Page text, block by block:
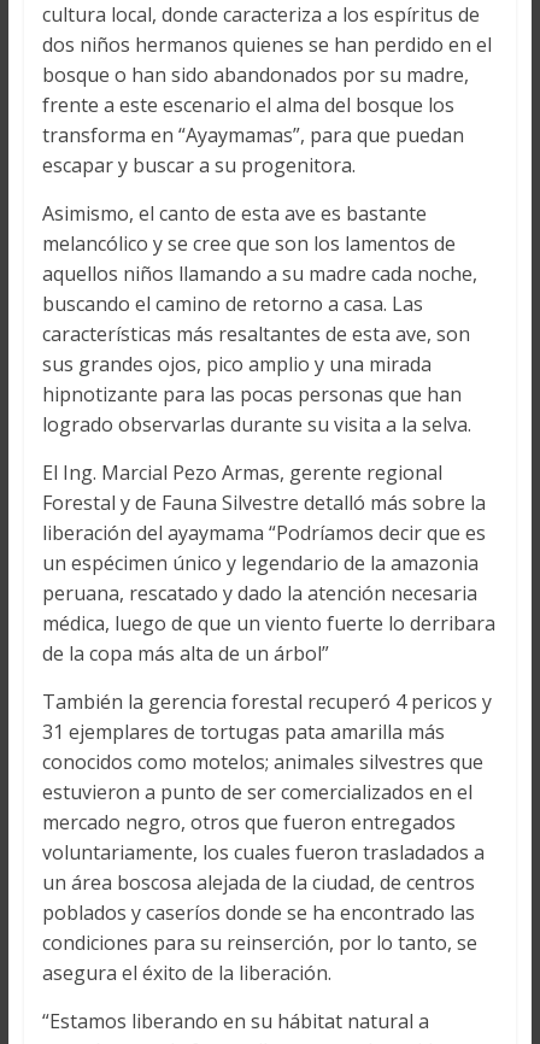
cultura local, donde caracteriza a los espíritus de
dos niños hermanos quienes se han perdido en el
bosque o han sido abandonados por su madre,
frente a este escenario el alma del bosque los
transforma en “Ayaymamas”, para que puedan
escapar y buscar a su progenitora.
Asimismo, el canto de esta ave es bastante
melancólico y se cree que son los lamentos de
aquellos niños llamando a su madre cada noche,
buscando el camino de retorno a casa. Las
características más resaltantes de esta ave, son
sus grandes ojos, pico amplio y una mirada
hipnotizante para las pocas personas que han
logrado observarlas durante su visita a la selva.
El Ing. Marcial Pezo Armas, gerente regional
Forestal y de Fauna Silvestre detalló más sobre la
liberación del ayaymama “Podríamos decir que es
un espécimen único y legendario de la amazonia
peruana, rescatado y dado la atención necesaria
médica, luego de que un viento fuerte lo derribara
de la copa más alta de un árbol”
También la gerencia forestal recuperó 4 pericos y
31 ejemplares de tortugas pata amarilla más
conocidos como motelos; animales silvestres que
estuvieron a punto de ser comercializados en el
mercado negro, otros que fueron entregados
voluntariamente, los cuales fueron trasladados a
un área boscosa alejada de la ciudad, de centros
poblados y caseríos donde se ha encontrado las
condiciones para su reinserción, por lo tanto, se
asegura el éxito de la liberación.
“Estamos liberando en su hábitat natural a